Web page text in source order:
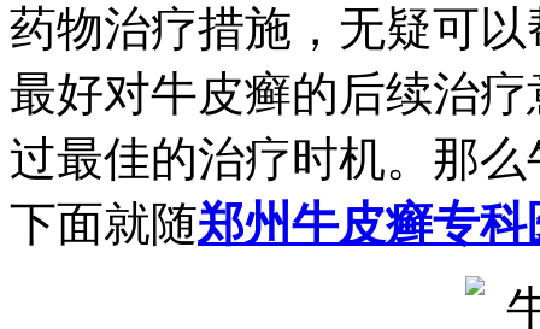
药物治疗措施，无疑可
最好对牛皮癣的后续治
过最佳的治疗时机。那
下面就随郑州牛皮癣专科